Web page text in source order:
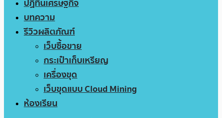
ปฏิทินเศรษฐกิจ
บทความ
รีวิวผลิตภัณฑ์
เว็บซื้อขาย
กระเป๋าเก็บเหรียญ
เครื่องขุด
เว็บขุดแบบ Cloud Mining
ห้องเรียน